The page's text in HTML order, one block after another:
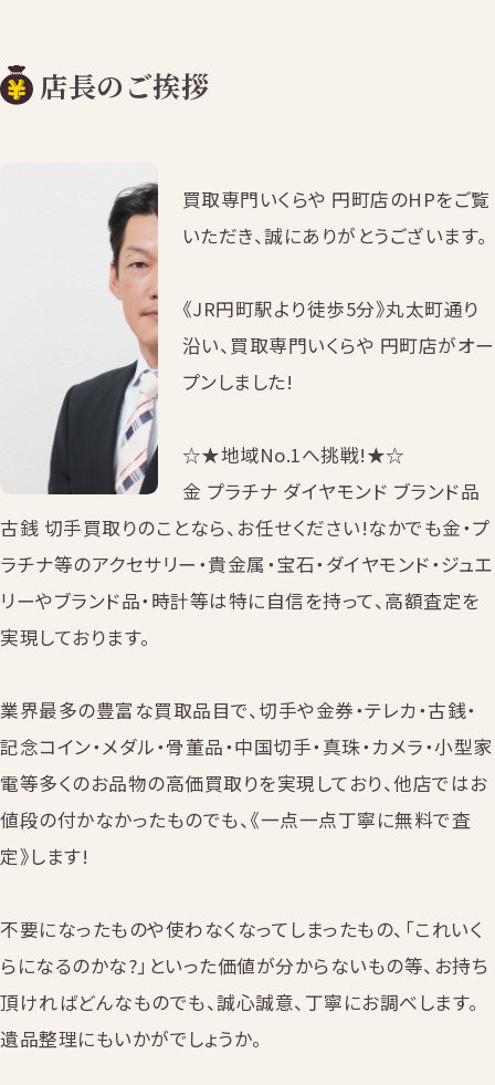
店長のご挨拶
買取専門いくらや 円町店のHPをご覧
いただき、誠にありがとうございます。
《JR円町駅より徒歩5分》丸太町通り
沿い、買取専門いくらや 円町店がオー
プンしました!
☆★地域No.1へ挑戦!★☆
金 プラチナ ダイヤモンド ブランド品
古銭 切手買取りのことなら、お任せください!なかでも金・プ
ラチナ等のアクセサリー・貴金属・宝石・ダイヤモンド・ジュエ
リーやブランド品・時計等は特に自信を持って、高額査定を
実現しております。
業界最多の豊富な買取品目で、切手や金券・テレカ・古銭・
記念コイン・メダル・骨董品・中国切手・真珠・カメラ・小型家
電等多くのお品物の高価買取りを実現しており、他店ではお
値段の付かなかったものでも、《一点一点丁寧に無料で査
定》します!
不要になったものや使わなくなってしまったもの、「これいく
らになるのかな?」といった価値が分からないもの等、お持ち
頂ければどんなものでも、誠心誠意、丁寧にお調べします。
遺品整理にもいかがでしょうか。